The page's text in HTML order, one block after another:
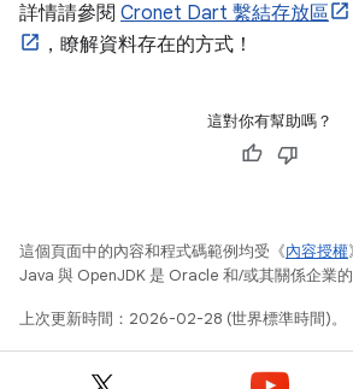
詳情請參閱 Cronet Dart 繫結存放區
，瞭解資料存在的方式！
這對你有幫助嗎？
這個頁面中的內容和程式碼範例均受《內容授權
Java 與 OpenJDK 是 Oracle 和/或其關係企業的
上次更新時間：2026-02-28 (世界標準時間)。